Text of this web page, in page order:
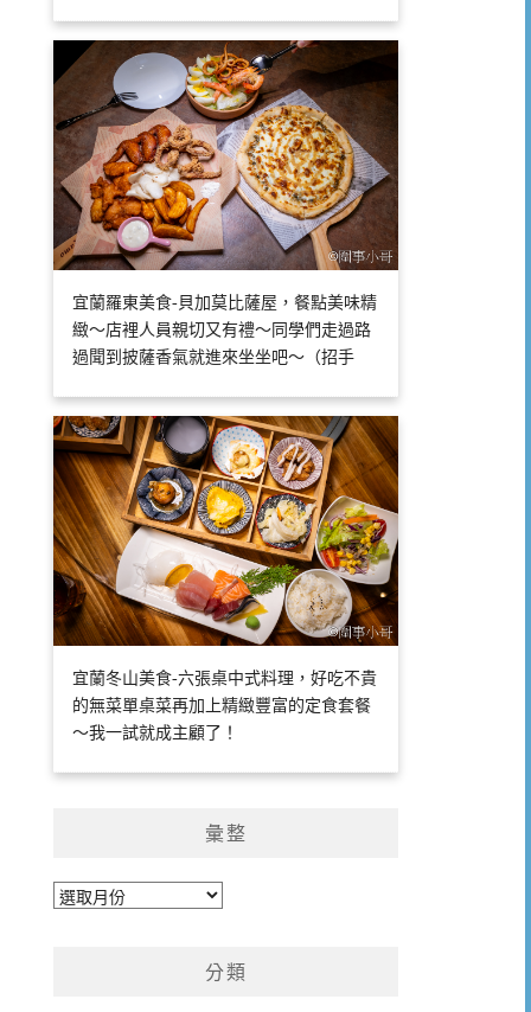
宜蘭羅東美食-貝加莫比薩屋，餐點美味精
緻～店裡人員親切又有禮～同學們走過路
過聞到披薩香氣就進來坐坐吧～（招手
宜蘭冬山美食-六張桌中式料理，好吃不貴
的無菜單桌菜再加上精緻豐富的定食套餐
～我一試就成主顧了！
彙整
彙
分類